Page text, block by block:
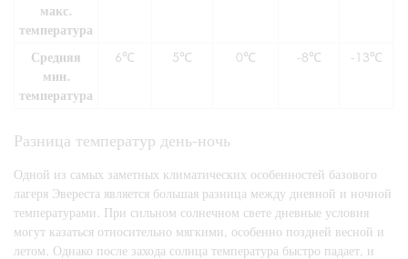
макс.
температура
Средняя
мин.
температура
6℃ 5℃ 0℃ -8℃ -13℃
Разница температур день-ночь
Одной из самых заметных климатических особенностей базового
лагеря Эвереста является большая разница между дневной и ночной
температурами. При сильном солнечном свете дневные условия
могут казаться относительно мягкими, особенно поздней весной и
летом. Однако после захода солнца температура быстро падает, и